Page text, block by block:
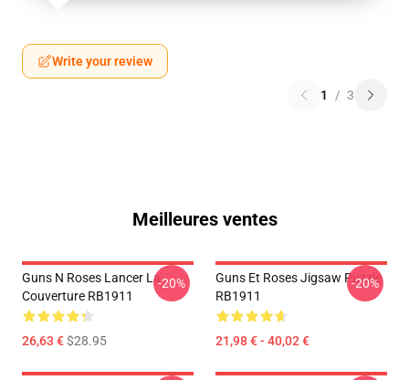
Write your review
1 / 3
Meilleures ventes
Guns N Roses Lancer La
Couverture RB1911
26,63 €$28.95
-20%
Guns Et Roses Jigsaw Puzzle
RB1911
21,98 € - 40,02 €
-20%